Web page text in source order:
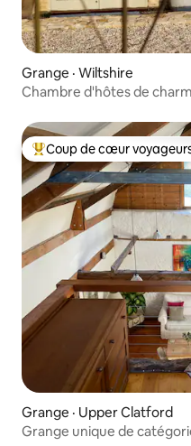
Grange · Wiltshire
Chambre d'hôtes de
Coup de cœur voyageurs
Coup de cœur
Grange · Upper Clatford
Grange unique de